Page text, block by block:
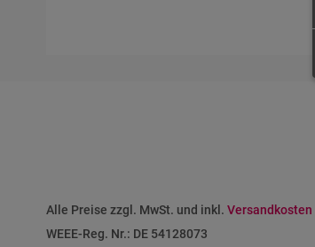
Alle Preise zzgl. MwSt. und inkl. Versandkosten
WEEE-Reg. Nr.: DE 54128073